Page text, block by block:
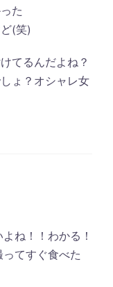
た
(笑)
てるんだよね？
ょ？オシャレ女
ね！！わかる！
てすぐ食べた